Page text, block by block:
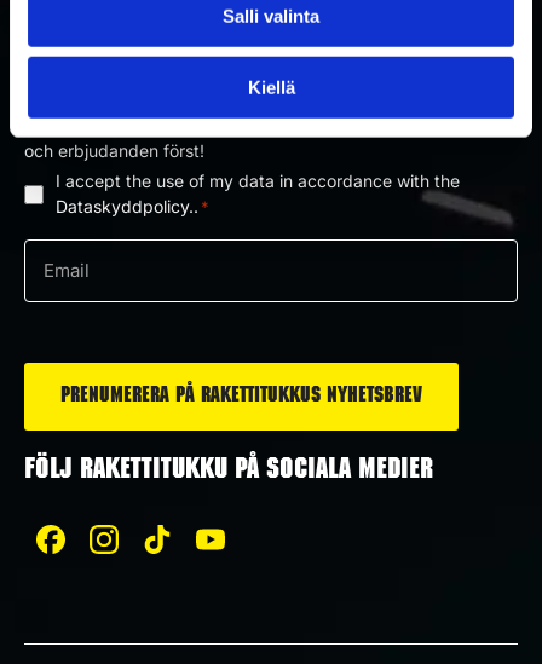
Salli valinta
Kiellä
PRENUMERERA PÅ RAKETTITUKKU
NYHETSBREV
Prenumerera på nyhetsbrevet och få information om nyheter
och erbjudanden först!
Dataskyddpolicy
*
I accept the use of my data in accordance with the
Dataskyddpolicy.. *
post
FÖLJ RAKETTITUKKU PÅ SOCIALA MEDIER